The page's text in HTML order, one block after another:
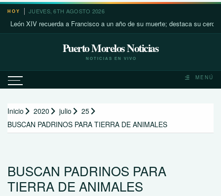
Saltar
contenido
HOY JUEVES, 6TH AGOSTO 2026
XIV recuerda a Francisco a un año de su muerte; destaca su cercanía
Puerto Morelos Noticias
NOTICIAS EN VIVO
MENÚ
Inicio 2020 julio
25
BUSCAN PADRINOS PARA TIERRA DE ANIMALES
BUSCAN PADRINOS PARA
TIERRA DE ANIMALES